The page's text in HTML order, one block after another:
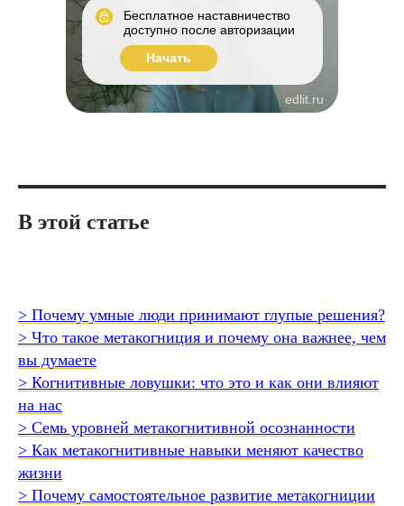
edlit.ru
Бесплатное наставничество
доступно после авторизации
Начать
В этой статье
> Почему умные люди принимают глупые решения?
> Что такое метакогниция и почему она важнее, чем
вы думаете
> Когнитивные ловушки: что это и как они влияют
на нас
> Семь уровней метакогнитивной осознанности
> Как метакогнитивные навыки меняют качество
жизни
> Почему самостоятельное развитие метакогниции